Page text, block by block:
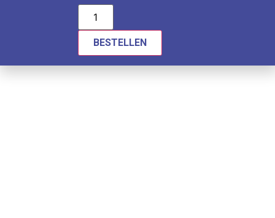
BESTELLEN